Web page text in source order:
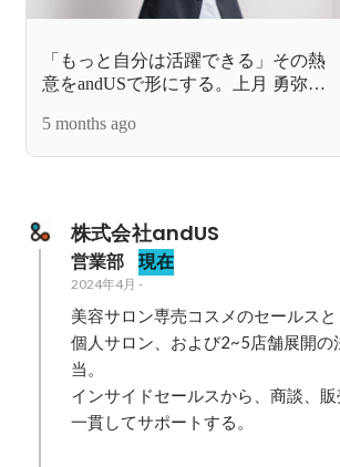
「もっと自分は活躍できる」その熱
意をandUSで形にする。上月 勇弥が
る場所
5 months ago
株式会社andUS
営業部 現在
2024年4月 -
美容サロン専売コスメのセールスと
個人サロン、および2~5店舗展開の
当。
インサイドセールスから、商談、
一貫してサポートする。